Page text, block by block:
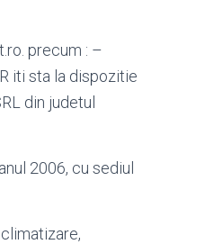
precum : –
iti sta la dispozitie
din judetul
2006, cu sediul